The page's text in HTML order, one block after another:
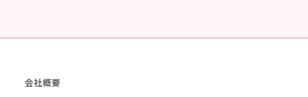
会社概要